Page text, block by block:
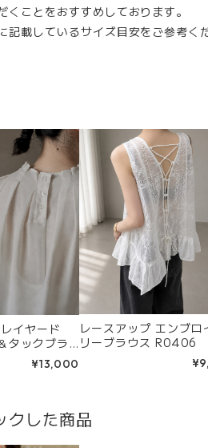
ことをおすすめしております。
載しているサイズ目安をご参考く
イヤード
タックブラ
¥13,000
レースアップ エンブロ
リーブラウス R0406
クした商品